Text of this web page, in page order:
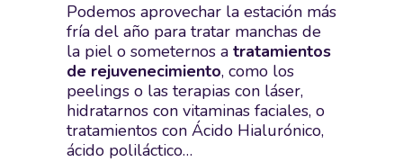
Podemos aprovechar la estación más
fría del año para tratar manchas de
la piel o someternos a tratamientos
de rejuvenecimiento, como los
peelings o las terapias con láser,
hidratarnos con vitaminas faciales, o
tratamientos con Ácido Hialurónico,
ácido poliláctico…